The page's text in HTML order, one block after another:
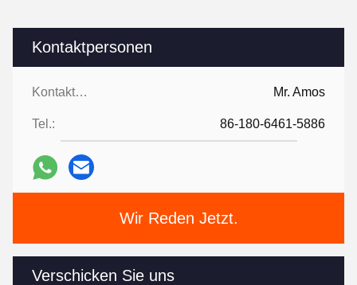
Kontaktpersonen
Kontaktpersonen: Mr. Amos
Tel.: 86-180-6461-5886
Wir Reden Jetzt.
Verschicken Sie uns